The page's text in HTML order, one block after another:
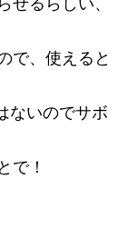
で、使えると
ないのでサボ
で！